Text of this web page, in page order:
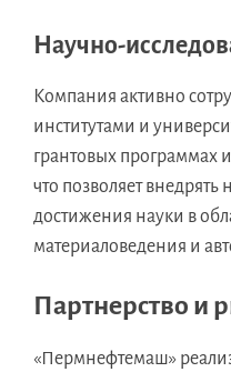
Научно-
Компания активно
институтами и
грантовых программах
что позволяет внедрять
достижения науки в
материаловедения и
Партнерство и
«Пермнефтемаш»